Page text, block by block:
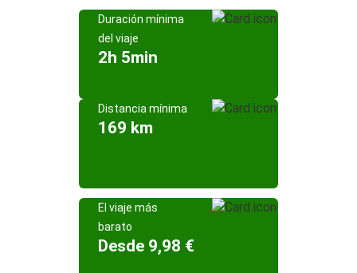
Duración mínima
del viaje
2h 5min
Distancia mínima
169 km
El viaje más
barato
Desde 9,98 €